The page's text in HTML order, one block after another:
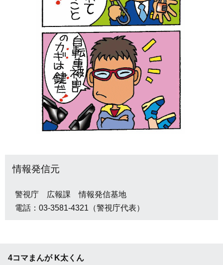
情報発信元
警視庁 広報課 情報発信基地
電話：03-3581-4321（警視庁代表）
4コマまんが K太くん